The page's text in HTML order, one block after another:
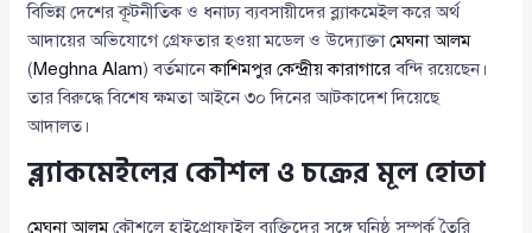
বিভিন্ন দেশের কূটনীতিক ও ধনাঢ্য ব্যবসায়ীদের ব্ল্যাকমেইল করে অর্থ
আদায়ের অভিযোগে গ্রেফতার হওয়া মডেল ও উদ্যোক্তামেঘনা আলম
(Meghna Alam) বর্তমানেকাশিমপুর কেন্দ্রীয় কারাগারেবন্দি রয়েছেন।
তার বিরুদ্ধে বিশেষ ক্ষমতা আইনে ৩০ দিনের আটকাদেশ দিয়েছে
আদালত।
ব্ল্যাকমেইলের কৌশল ও চক্রের মূল হোতা
মেঘনা আলমকৌশলে হাইপ্রোফাইল ব্যক্তিদের সঙ্গে ঘনিষ্ঠ সম্পর্ক তৈরি